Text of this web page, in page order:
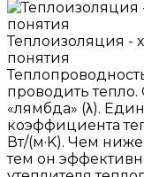
Теплоизоляция -
понятия
проводить тепло.
«лямбда» (λ).
коэффициента
Вт/(м·K). Чем
тем он